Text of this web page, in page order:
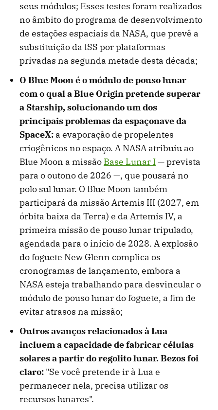
seus módulos; Esses testes foram realizados
no âmbito do programa de desenvolvimento
de estações espaciais da NASA, que prevê a
substituição da ISS por plataformas
privadas na segunda metade desta década;
O Blue Moon é o módulo de pouso lunar
com o qual a Blue Origin pretende superar
a Starship, solucionando um dos
principais problemas da espaçonave da
SpaceX: a evaporação de propelentes
criogênicos no espaço. A NASA atribuiu ao
Blue Moon a missão Base Lunar I— prevista
para o outono de 2026 —, que pousará no
polo sul lunar. O Blue Moon também
participará da missão Artemis III (2027, em
órbita baixa da Terra) e da Artemis IV, a
primeira missão de pouso lunar tripulado,
agendada para o início de 2028. A explosão
do foguete New Glenn complica os
cronogramas de lançamento, embora a
NASA esteja trabalhando para desvincular o
módulo de pouso lunar do foguete, a fim de
evitar atrasos na missão;
Outros avanços relacionados à Lua
incluem a capacidade de fabricar células
solares a partir do regolito lunar. Bezos foi
claro: "Se você pretende ir à Lua e
permanecer nela, precisa utilizar os
recursos lunares".